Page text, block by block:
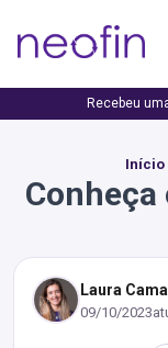
Recebeu
Início
Conheça
Laura
09/10/2023